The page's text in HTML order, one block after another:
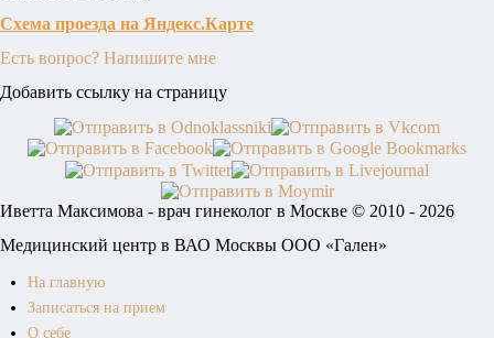
Схема проезда на Яндекс.Карте
Есть вопрос? Напишите мне
Добавить ссылку на страницу
Иветта Максимова - врач гинеколог в Москве © 2010 - 2026
Медицинский центр в ВАО Москвы ООО «Гален»
На главную
Записаться на прием
О себе